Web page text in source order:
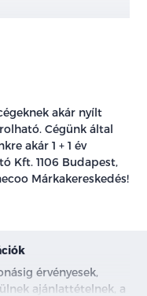
tükör
akár nyílt
Cégünk által
akár 1 + 1 év
Kft. 1106 Budapest,
Márkakereskedés!
érvényesek,
ajánlattételnek, a